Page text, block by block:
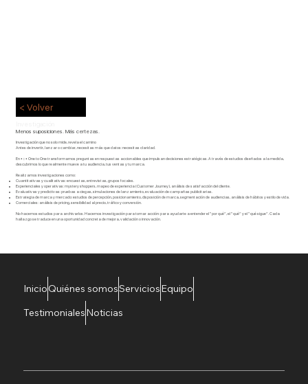
< Volver
Menos suposiciones. Más certezas.
Investigación que no solo mide, revela el camino
Antes de invertir, lanzar o cambiar, necesitas más que datos: necesitas claridad.
En • :• One to One transformamos preguntas en respuestas accionables que impulsan decisiones estratégicas. A través de estudios diseñados a la medida,
descubrimos lo que realmente mueve a tu audiencia, tus ventas y tu marca.
Realizamos investigaciones como:
Cuantitativas y cualitativas: encuestas, entrevistas, grupos focales.
Experienciales y operativas: mystery shoppers, mapeo de experiencia (Customer Journey), análisis de satisfacción del cliente.
Evaluativas y predictivas: pruebas a ciegas, simulaciones de lanzamiento, evaluación de campañas publicitarias.
Estrategia de marca y mercado: estudios de percepción, posicionamiento, disposición de marca, segmentación de audiencias, análisis de hábitos y estilo de vida.
Comerciales: análisis de pricing, sensibilidad al precio, tráfico y conversión.
No hacemos estudios para archivarlos. Hacemos investigación para tomar acción: para ayudarte a entender el “por qué”, el “qué” y el “qué sigue”. Cada
hallazgo se traduce en una oportunidad concreta de mejora, validación o innovación.
InicioQuiénes somosServiciosEquipo
TestimonialesNoticias